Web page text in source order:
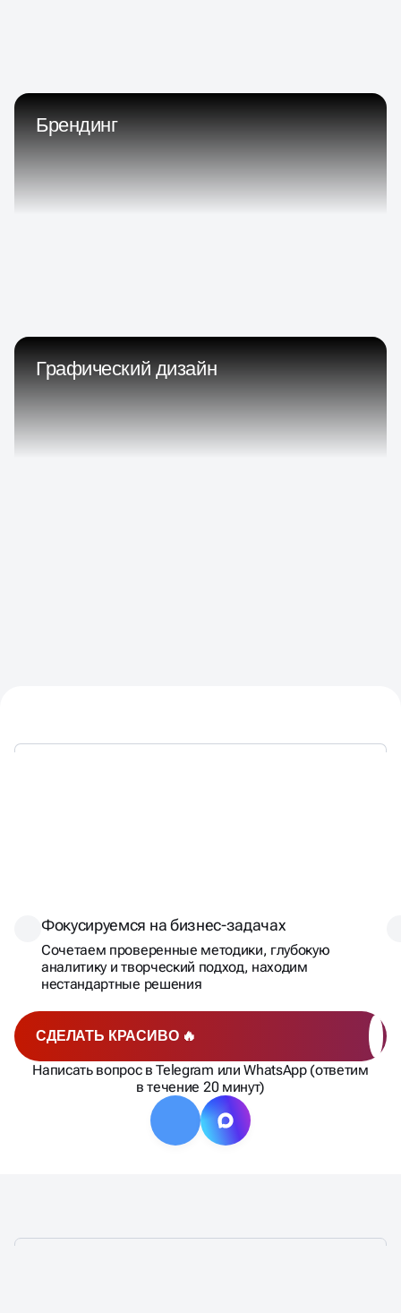
Брендинг
Графический дизайн
КОТОРЫЙ СТАНЕТКЛЮЧОМ К
УСПЕХУ!
СДЕЛАТЬ КРАСИВО 🔥
Написать вопрос в Telegram или WhatsApp (ответим
в течение 20 минут)
Фокусируемся на бизнес-задачах
Сочетаем проверенные методики, глубокую
аналитику и творческий подход, находим
нестандартные решения